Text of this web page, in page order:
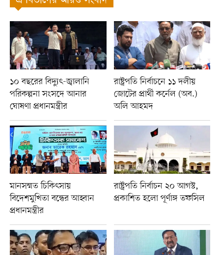
১০ বছরের বিদ্যুৎ-জ্বালানি
পরিকল্পনা সংসদে আনার
ঘোষণা প্রধানমন্ত্রীর
রাষ্ট্রপতি নির্বাচনে ১১ দলীয়
জোটের প্রার্থী কর্নেল (অব.)
অলি আহমদ
মানসম্মত চিকিৎসায়
বিদেশমুখিতা বন্ধের আহ্বান
প্রধানমন্ত্রীর
রাষ্ট্রপতি নির্বাচন ২০ আগস্ট,
প্রকাশিত হলো পূর্ণাঙ্গ তফসিল